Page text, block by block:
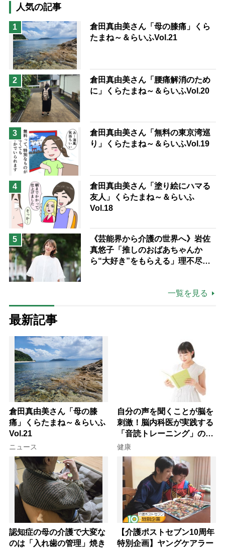
高木ブー
ケアマネジャー
猫が母になつきません
息子の遠距離介護サバイバル術
兄がボケました
予防法
人気の記事
1
倉田真由美さん「母の膝痛」くら
たまね～＆らいふVol.21
2
倉田真由美さん「腰痛解消のため
に」くらたまね～＆らいふVol.20
3
倉田真由美さん「無料の東京湾巡
り」くらたまね～＆らいふVol.19
4
倉田真由美さん「塗り絵にハマる
友人」くらたまね～＆らいふ
Vol.18
5
《芸能界から介護の世界へ》岩佐
真悠子「推しのおばあちゃんか
ら“大好き”をもらえる」理不尽さ
一覧を見る
最新記事
倉田真由美さん「母の膝
痛」くらたまね～＆らいふ
Vol.21
ニュース
自分の声を聞くことが脳を
刺激！脳内科医が実践する
「音読トレーニング」の極
意
健康
認知症の母の介護で大変な
のは「入れ歯の管理」焼き
【介護ポストセブン10周年
特別企画】ヤングケアラー